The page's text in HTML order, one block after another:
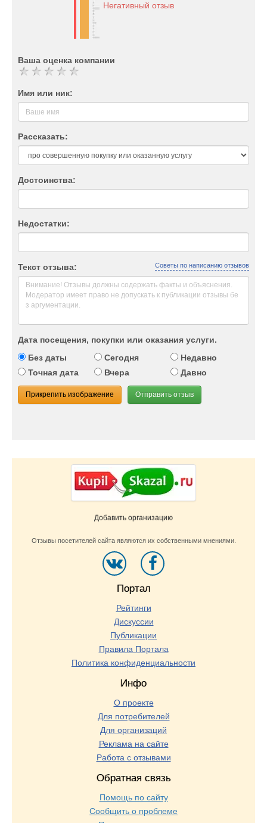
Негативный отзыв
Ваша оценка компании
Имя или ник:
Рассказать:
Достоинства:
Недостатки:
Текст отзыва: Советы по написанию отзывов
Дата посещения, покупки или оказания услуги.
Без даты
Сегодня
Недавно
Точная дата
Вчера Давно
Прикрепить изображение Отправить отзыв
Добавить организацию
Отзывы посетителей сайта являются их собственными мнениями.
Портал
Рейтинги
Дискуссии
Публикации
Правила Портала
Политика конфиденциальности
Инфо
О проекте
Для потребителей
Для организаций
Реклама на сайте
Работа с отзывами
Обратная связь
Помощь по сайту
Сообщить о проблеме